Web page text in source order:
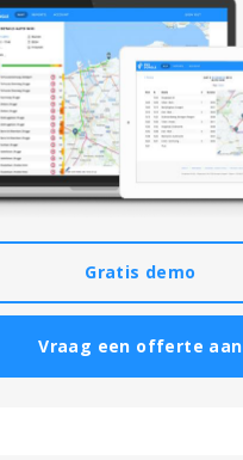
Gratis demo
Vraag een offerte aan